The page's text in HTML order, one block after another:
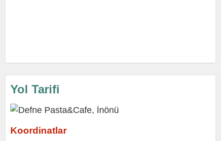
Yol Tarifi
Koordinatlar